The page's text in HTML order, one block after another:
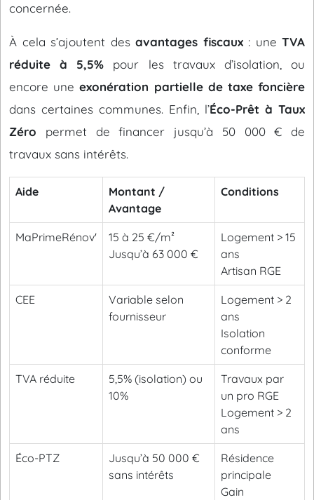
concernée.
À cela s’ajoutent des avantages fiscaux: une TVA
réduite à 5,5% pour les travaux d’isolation, ou
encore uneexonération partielle de taxe foncière
dans certaines communes. Enfin, l’Éco-Prêt à Taux
Zéro permet de financer jusqu’à 50 000 € de
travaux sans intérêts.
Aide
Montant /
Avantage
Conditions
MaPrimeRénov'
15 à 25 €/m²
Jusqu’à 63 000 €
Logement > 15
ans
Artisan RGE
CEE
Variable selon
fournisseur
Logement > 2
ans
Isolation
conforme
TVA réduite
5,5% (isolation) ou
10%
Travaux par
un pro RGE
Logement > 2
ans
Éco-PTZ
Jusqu’à 50 000 €
sans intérêts
Résidence
principale
Gain